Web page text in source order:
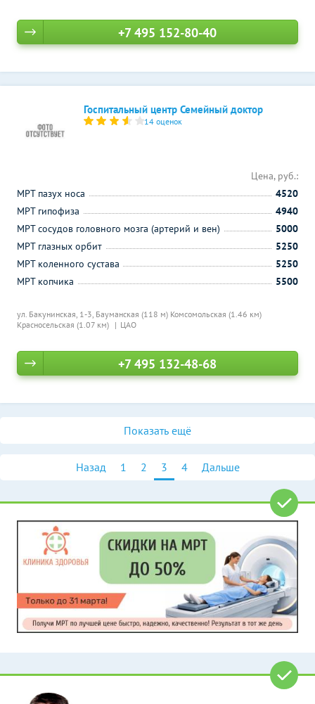
+7 495 152-80-40
Госпитальный центр Семейный доктор
14 оценок
ул. Бакунинская, 1-3, Бауманская (118 м) Комсомольская (1.46 км)
Красносельская (1.07 км)
ЦАО
Цена, руб.:
МРТ пазух носа
4520
МРТ гипофиза
4940
МРТ сосудов головного мозга (артерий и вен)
5000
МРТ глазных орбит
5250
МРТ коленного сустава
5250
МРТ копчика
5500
+7 495 132-48-68
Показать ещё
Назад 1 2 3 4 Дальше